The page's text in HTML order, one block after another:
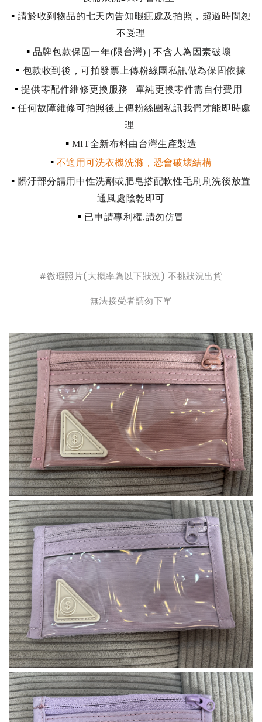
▪ 請於收到物品的七天內告知暇疪處及拍照，超過時間恕
不受理
▪ 品牌包款保固一年(限台灣) | 不含人為因素破壞 |
▪ 包款收到後，可拍發票上傳粉絲團私訊做為保固依據
▪ 提供零配件維修更換服務 | 單純更換零件需自付費用 |
▪ 任何故障維修可拍照後上傳粉絲團私訊我們才能即時處
理
▪ MIT全新布料由台灣生產製造
▪ 不適用可洗衣機洗滌，恐會破壞結構
▪ 髒汙部分請用中性洗劑或肥皂搭配軟性毛刷刷洗後放置
通風處陰乾即可
▪ 已申請專利權,請勿仿冒
#微瑕照片(大概率為以下狀況) 不挑狀況出貨
無法接受者請勿下單